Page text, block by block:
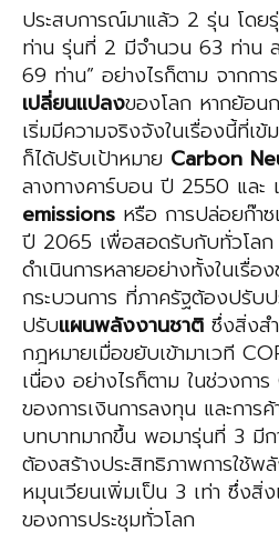
ประสบการณ์มาแล้ว 2 รุ่น โดย
ท่าน รุ่นที่ 2 มีจำนวน 63 ท่าน
69 ท่าน” อย่างไรก็ตาม จากก
เปลี่ยนแปลงของโลก หากย้อน
เริ่มมีความจริงจังในเรื่องนี้ที่เข้
ก็ได้ปรับเป้าหมาย Carbon
ลางทางคาร์บอน ปี 2550 และ
emissions หรือ การปล่อยก๊า
ปี 2065 เพื่อสอดรับกับทั่วโล
ดำเนินการหลายอย่างทั้งในเรื่อ
กระบวนการ ที่ภาครัฐต้องปรับ
ปรับแผนพลังงานชาติ ซึ่งสิ่งส
กฎหมายเมื่อขยับเข้ามาเวที
เนื่อง อย่างไรก็ตาม ในช่วงก
ของการเงินการลงทุน และการ
บทบาทมากขึ้น พอมารุ่นที่ 3 มี
ต้องสร้างประสิทธิภาพการใช้พ
หมุนเวียนเพิ่มเป็น 3 เท่า ซึ่งสิ่
ของการประชุมทั่วโลก